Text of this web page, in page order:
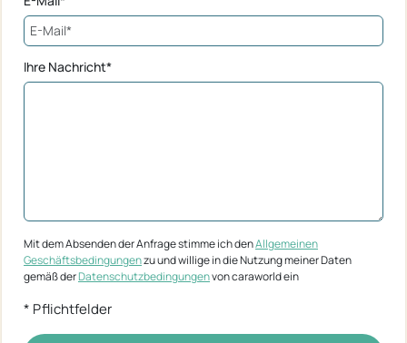
Ihre Nachricht*
Mit dem Absenden der Anfrage stimme ich denAllgemeinen
Geschäftsbedingungenzu und willige in die Nutzung meiner Daten
gemäß derDatenschutzbedingungenvon caraworld ein
* Pflichtfelder